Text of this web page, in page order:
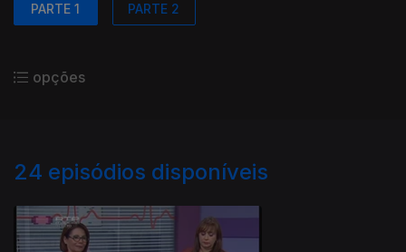
PARTE 1 PARTE 2
opções
24 episódios disponíveis